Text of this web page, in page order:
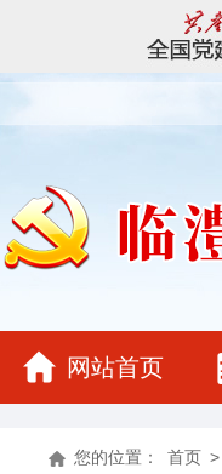
网站首页
您的位置： 首页 >